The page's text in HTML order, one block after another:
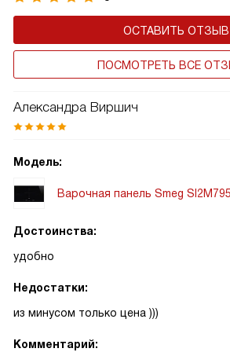
ОСТАВИТЬ ОТЗЫВ
ПОСМОТРЕТЬ ВСЕ
Александра Виршич
Модель:
Варочная панель Smeg
Достоинства:
удобно
Недостатки:
из минусом только цена )))
Комментарий: